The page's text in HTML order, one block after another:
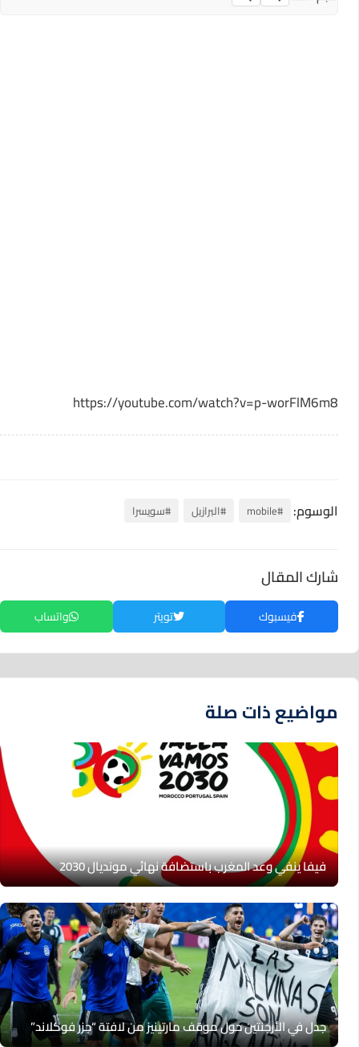
https://youtube.com/watch?v=p-worFlM6m8
الوسوم: #mobile #البرازيل #سويسرا
شارك المقال
فيسبوك تويتر واتساب
مواضيع ذات صلة
فيفا ينفي وعد المغرب باستضافة نهائي مونديال 2030
جدل في الأرجنتين حول موقف مارتينيز من لافتة “جزر فوكلاند”